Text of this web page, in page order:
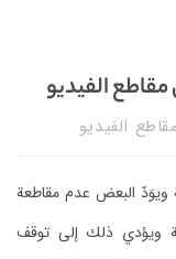
الفيديو
الفيديو
البعض عدم مقاطعة
ويؤدي ذلك إلى توقف